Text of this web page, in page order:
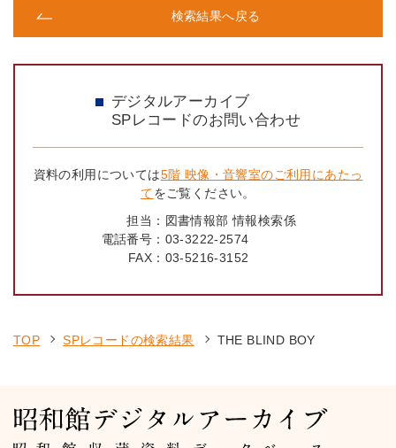
検索結果へ戻る
デジタルアーカイブ
SPレコードのお問い合わせ
資料の利用については5階 映像・音響室のご利用にあたっ
てをご覧ください。
担当： 図書情報部 情報検索係
電話番号： 03-3222-2574
FAX： 03-5216-3152
TOP SPレコードの検索結果 THE BLIND BOY